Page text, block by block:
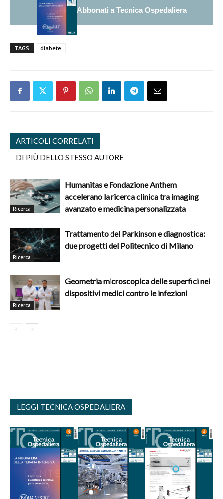
Abbonati a Tecnica Ospedaliera
TAGS diabete
ARTICOLI CORRELATI
DI PIÙ DELLO STESSO AUTORE
Ricerca
Humanitas e Fondazione Anthem
accelerano la ricerca clinica tra imaging
avanzato e medicina personalizzata
Ricerca
Trattamento del Parkinson e diagnostica:
due progetti del Politecnico di Milano
Ricerca
Geometria microscopica delle superfici nei
dispositivi medici contro le infezioni
LEGGI TECNICA OSPEDALIERA